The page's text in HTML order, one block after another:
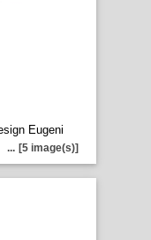
Eugeni
... [5 image(s)]